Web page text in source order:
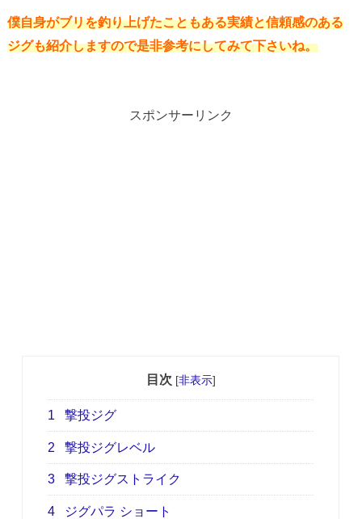
僕自身がブリを釣り上げたこともある実績と信頼感のある
ジグも紹介しますので是非参考にしてみて下さいね。
スポンサーリンク
目次 [非表示]
1 撃投ジグ
2 撃投ジグレベル
3 撃投ジグストライク
4 ジグパラ ショート